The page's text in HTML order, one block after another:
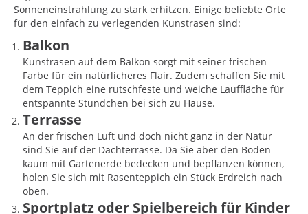
Sonneneinstrahlung zu stark erhitzen. Einige beliebte Orte
für den einfach zu verlegenden Kunstrasen sind:
Balkon
Kunstrasen auf dem Balkon sorgt mit seiner frischen
Farbe für ein natürlicheres Flair. Zudem schaffen Sie mit
dem Teppich eine rutschfeste und weiche Lauffläche für
entspannte Stündchen bei sich zu Hause.
Terrasse
An der frischen Luft und doch nicht ganz in der Natur
sind Sie auf der Dachterrasse. Da Sie aber den Boden
kaum mit Gartenerde bedecken und bepflanzen können,
holen Sie sich mit Rasenteppich ein Stück Erdreich nach
oben.
Sportplatz oder Spielbereich für Kinder